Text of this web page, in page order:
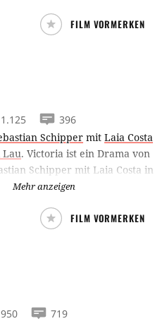
durch die Nacht.
FILM VORMERKEN
1.125
396
Schipper mit Laia Costa
Lau. Victoria ist ein Drama von
Schipper mit Laia Costa in
Hauptrolle. Der Film
Menschen bei einem
durch Berlin, der schief
Folgen.
Mehr anzeigen
FILM VORMERKEN
950
719